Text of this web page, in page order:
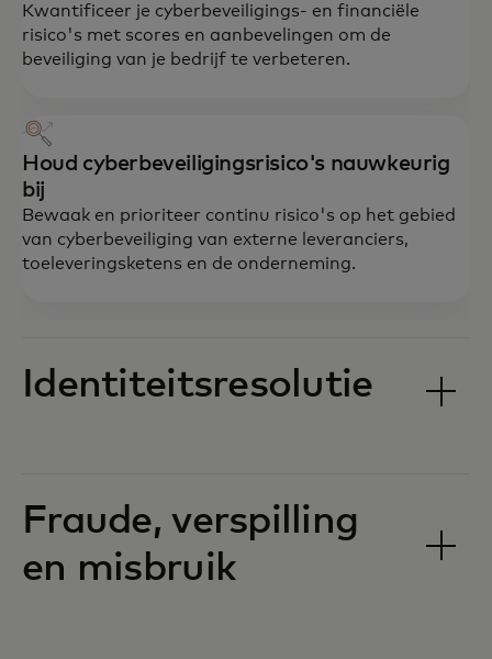
Kwantificeer je cyberbeveiligings- en financiële
risico's met scores en aanbevelingen om de
beveiliging van je bedrijf te verbeteren.
Houd cyberbeveiligingsrisico's nauwkeurig
bij
Bewaak en prioriteer continu risico's op het gebied
van cyberbeveiliging van externe leveranciers,
toeleveringsketens en de onderneming.
Identiteitsresolutie
Fraude, verspilling
en misbruik